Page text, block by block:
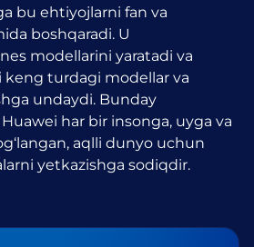
bu ehtiyojlarni fan va
boshqaradi. U
modellarini yaratadi va
turdagi modellar va
undaydi. Bunday
har bir insonga, uyga va
aqlli dunyo uchun
yetkazishga sodiqdir.